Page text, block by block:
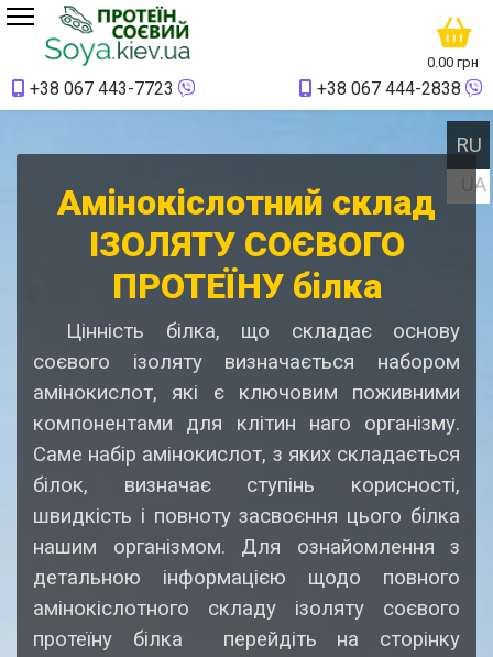
+38067 443-7723 +38067 444-2838
0.00 грн
RU
UA
Амінокіслотний склад
ІЗОЛЯТУ СОЄВОГО
ПРОТЕЇНУ білка
Цінність білка, що складає основу
соєвого ізоляту визначається набором
амінокислот, які є ключовим поживними
компонентами для клітин наго організму.
Саме набір амінокислот, з яких складається
білок, визначає ступінь корисності,
швидкість і повноту засвоєння цього білка
нашим організмом. Для ознайомлення з
детальною інформацією щодо повного
амінокіслотного складу ізоляту соєвого
протеїну білка перейдіть на сторінку